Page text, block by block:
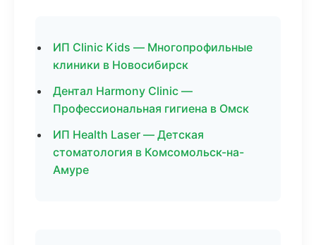
ИП Clinic Kids — Многопрофильные
клиники в Новосибирск
Дентал Harmony Clinic —
Профессиональная гигиена в Омск
ИП Health Laser — Детская
стоматология в Комсомольск-на-
Амуре